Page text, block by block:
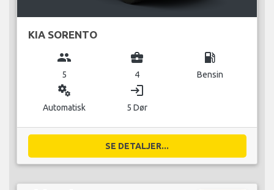
KIA SORENTO
group
5
business_center
4
local_gas_station
Bensin
miscellaneous_services
Automatisk
login
5 Dør
SE DETALJER...